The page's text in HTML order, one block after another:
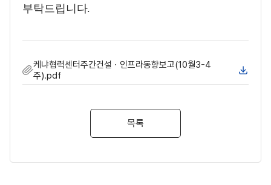
부탁드립니다.
케냐협력센터주간건설ㆍ인프라동향보고(10월3-4
주).pdf
목록